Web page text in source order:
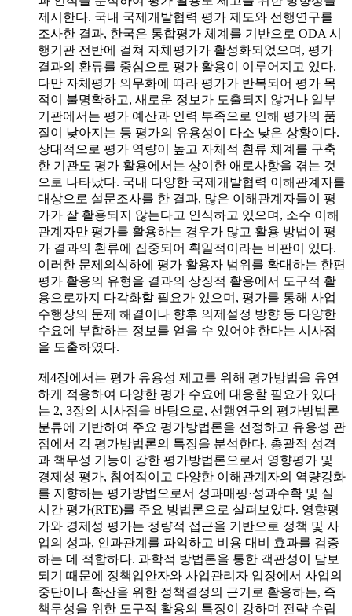
제시한다. 국내 국제개발협력 평가 제도와 선행연구를
조사한 결과, 한국은 통합평가 체계를 기반으로 ODA 시
행기관 전반에 걸쳐 자체평가가 활성화되었으며, 평가
결과의 환류를 중심으로 평가 활용이 이루어지고 있다.
다만 자체평가 의무화에 따라 평가가 반복되어 평가 목
적이 불명확하고, 새로운 정보가 도출되지 않거나 일부
기관에서는 평가 예산과 인력 부족으로 인해 평가의 품
질이 낮아지는 등 평가의 유용성이 다소 낮은 상황이다.
상대적으로 평가 역량이 높고 자체적 환류 체계를 구축
한 기관도 평가 활용에서는 상이한 애로사항을 겪는 것
으로 나타났다. 국내 다양한 국제개발협력 이해관계자를
대상으로 설문조사를 한 결과, 많은 이해관계자들이 평
가가 잘 활용되지 않는다고 인식하고 있으며, 소수 이해
관계자만 평가를 활용하는 경우가 많고 활용 방법이 평
가 결과의 환류에 집중되어 획일적이라는 비판이 있다.
이러한 문제의식하에 평가 활용자 범위를 확대하는 한편
평가 활용의 유형을 결과의 상징적 활용에서 도구적 활
용으로까지 다각화할 필요가 있으며, 평가를 통해 사업
수행상의 문제 해결이나 향후 의제설정 방향 등 다양한
수요에 부합하는 정보를 얻을 수 있어야 한다는 시사점
을 도출하였다.
제4장에서는 평가 유용성 제고를 위해 평가방법을 유연
하게 적용하여 다양한 평가 수요에 대응할 필요가 있다
는 2, 3장의 시사점을 바탕으로, 선행연구의 평가방법론
분류에 기반하여 주요 평가방법론을 선정하고 유용성 관
점에서 각 평가방법론의 특징을 분석한다. 총괄적 성격
과 책무성 기능이 강한 평가방법론으로서 영향평가 및
경제성 평가, 참여적이고 다양한 이해관계자의 역량강화
를 지향하는 평가방법으로서 성과매핑·성과수확 및 실
시간 평가(RTE)를 주요 방법론으로 살펴보았다. 영향평
가와 경제성 평가는 정량적 접근을 기반으로 정책 및 사
업의 성과, 인과관계를 파악하고 비용 대비 효과를 검증
하는 데 적합하다. 과학적 방법론을 통한 객관성이 담보
되기 때문에 정책입안자와 사업관리자 입장에서 사업의
중단이나 확산을 위한 정책결정의 근거로 활용하는, 즉
책무성을 위한 도구적 활용의 특징이 강하며 전략 수립